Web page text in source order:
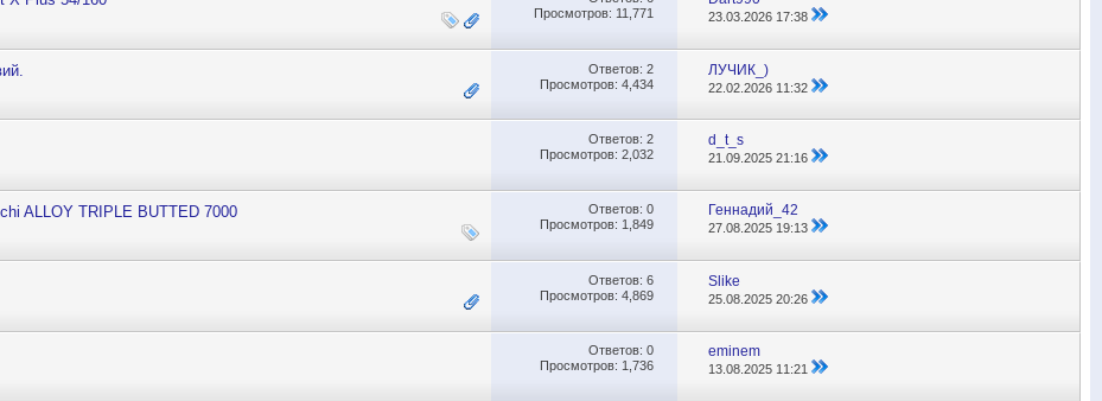
Просмотров: 11,771
23.03.2026 17:38
Ответов: 2
Просмотров: 4,434
ЛУЧИК_)
22.02.2026 11:32
Ответов: 2
Просмотров: 2,032
d_t_s
21.09.202521:16
ALLOY TRIPLE BUTTED 7000 Ответов: 0
Просмотров: 1,849
Геннадий_42
27.08.202519:13
Ответов: 6
Просмотров: 4,869
Slike
25.08.202520:26
Ответов: 0
Просмотров: 1,736
eminem
13.08.2025 11:21